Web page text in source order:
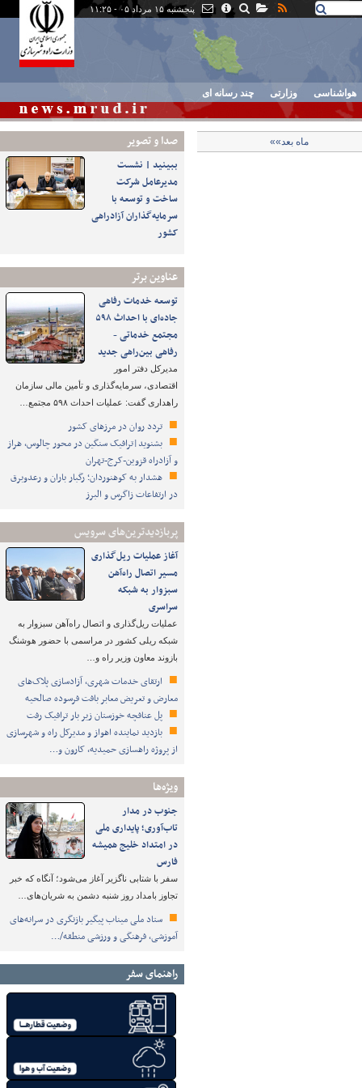
پنجشنبه ۱۵ مرداد ۰۵ - ۱۱:۲۵
هواشناسی وزارتی چند رسانه ای
صدا و تصوير
ببینید | نشست
مدیرعامل شرکت
ساخت و توسعه با
سرمایه‌گذاران آزادراهی
کشور
عناوین برتر
توسعه خدمات رفاهی
جاده‌ای با احداث ۵۹۸
مجتمع خدماتی -
رفاهی بین‌راهی جدید
مدیرکل دفتر امور
اقتصادی، سرمایه‌گذاری و تأمین مالی سازمان
راهداری گفت: عملیات احداث ۵۹۸ مجتمع…
تردد روان در مرزهای کشور
بشنوید|ترافیک سنگین در محور چالوس، هراز
و آزادراه قزوین-کرج-تهران
هشدار به کوهنوردان؛ رگبار باران و رعدوبرق
در ارتفاعات زاگرس و البرز
پربازدیدترین‌های سرویس
آغاز عملیات ریل‌گذاری
مسیر اتصال راه‌آهن
سبزوار به شبکه
سراسری
عملیات ریل‌گذاری و اتصال راه‌آهن سبزوار به
شبکه ریلی کشور در مراسمی با حضور هوشنگ
بازوند معاون وزیر راه و…
ارتقای خدمات شهری، آزادسازی پلاک‌های
معارض و تعریض معابر بافت فرسوده صالحیه
پل عنافچه خوزستان زیر بار ترافیک رفت
بازدید نماینده اهواز و مدیرکل راه و شهرسازی
از پروژه راهسازی حمیدیه، کارون و…
ویژه‌ها
جنوب در مدار
تاب‌آوری؛ پایداری ملی
در امتداد خلیج همیشه
فارس
سفر با شتابی ناگزیر آغاز می‌شود؛ آنگاه که خبر
تجاوز بامداد روز شنبه دشمن به شریان‌های…
ستاد ملی میناب پیگیر بازنگری در سرانه‌های
آموزشی، فرهنگی و ورزشی منطقه/…
راهنمای سفر
ماه بعد»»